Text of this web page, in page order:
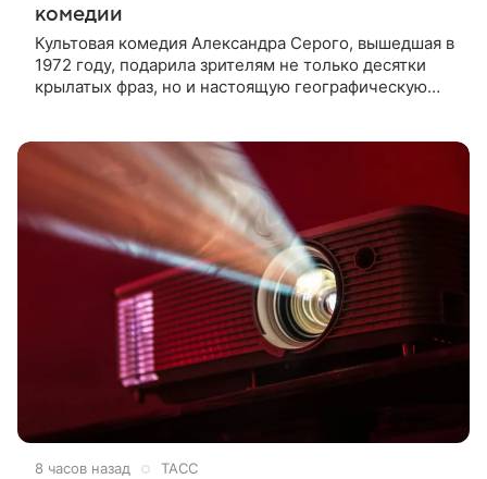
комедии
Культовая комедия Александра Серого, вышедшая в
1972 году, подарила зрителям не только десятки
крылатых фраз, но и настоящую географическую
8 часов назад ТАСС